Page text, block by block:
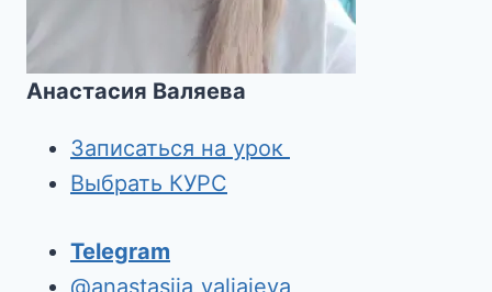
Анастасия Валяева
Записаться на урок
Выбрать КУРС
Telegram
@anastasiia_valiaieva